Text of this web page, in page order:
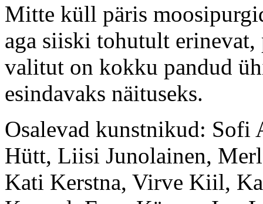
Mitte küll päris
aga siiski tohutult
valitut on kokku pandud
esindavaks näituseks.
Osalevad kunstnikud: Sofi
Hütt, Liisi Junolainen,
Kati Kerstna, Virve Kiil,